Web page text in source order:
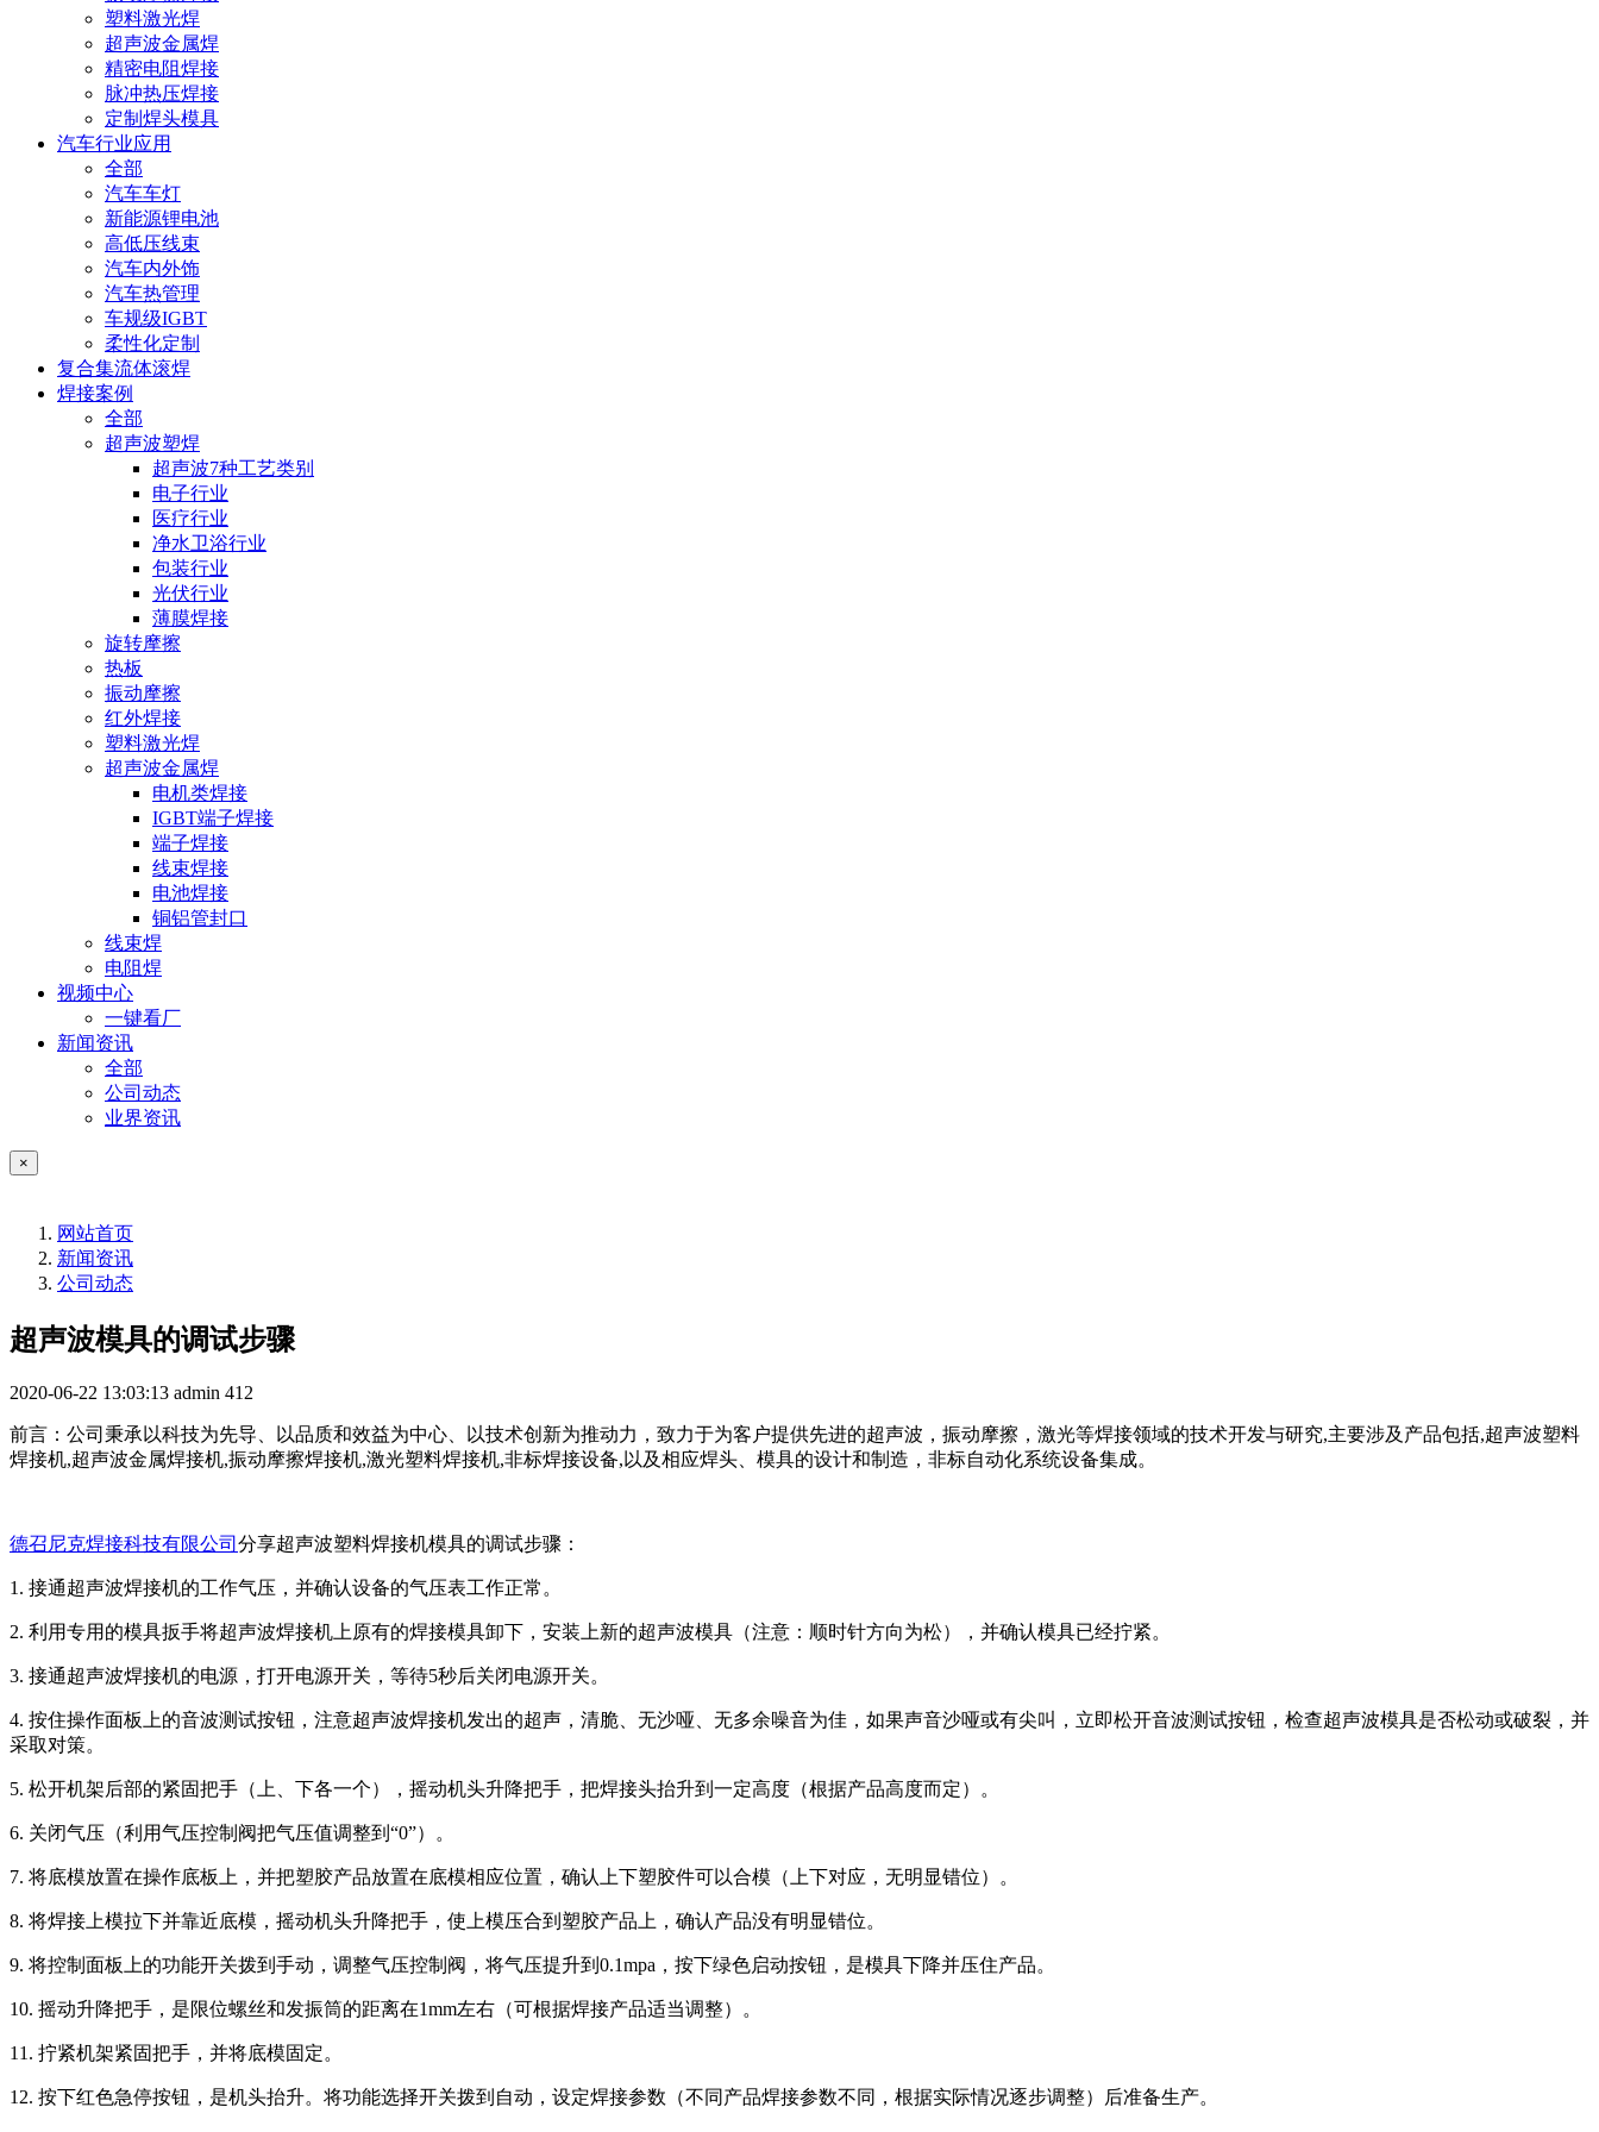
塑料激光焊
超声波金属焊
精密电阻焊接
脉冲热压焊接
定制焊头模具
汽车行业应用
全部
汽车车灯
新能源锂电池
高低压线束
汽车内外饰
汽车热管理
车规级IGBT
柔性化定制
复合集流体滚焊
焊接案例
全部
超声波塑焊
超声波7种工艺类别
电子行业
医疗行业
净水卫浴行业
包装行业
光伏行业
薄膜焊接
旋转摩擦
热板
振动摩擦
红外焊接
塑料激光焊
超声波金属焊
电机类焊接
IGBT端子焊接
端子焊接
线束焊接
电池焊接
铜铝管封口
线束焊
电阻焊
视频中心
一键看厂
新闻资讯
全部
公司动态
业界资讯
×
网站首页
新闻资讯
公司动态
超声波模具的调试步骤
2020-06-22 13:03:13 admin 412
前言：公司秉承以科技为先导、以品质和效益为中心、以技术创新为推动力，致力于为客户提供先进的超声波，振动摩擦，激光等焊接领域的技术开发与研究,主要涉及产品包括,超声波塑料
焊接机,超声波金属焊接机,振动摩擦焊接机,激光塑料焊接机,非标焊接设备,以及相应焊头、模具的设计和制造，非标自动化系统设备集成。
德召尼克焊接科技有限公司 分享超声波塑料焊接机模具的调试步骤：
1. 接通超声波焊接机的工作气压，并确认设备的气压表工作正常。
2. 利用专用的模具扳手将超声波焊接机上原有的焊接模具卸下，安装上新的超声波模具（注意：顺时针方向为松），并确认模具已经拧紧。
3. 接通超声波焊接机的电源，打开电源开关，等待5秒后关闭电源开关。
4. 按住操作面板上的音波测试按钮，注意超声波焊接机发出的超声，清脆、无沙哑、无多余噪音为佳，如果声音沙哑或有尖叫，立即松开音波测试按钮，检查超声波模具是否松动或破裂，并
采取对策。
5. 松开机架后部的紧固把手（上、下各一个），摇动机头升降把手，把焊接头抬升到一定高度（根据产品高度而定）。
6. 关闭气压（利用气压控制阀把气压值调整到“0”）。
7. 将底模放置在操作底板上，并把塑胶产品放置在底模相应位置，确认上下塑胶件可以合模（上下对应，无明显错位）。
8. 将焊接上模拉下并靠近底模，摇动机头升降把手，使上模压合到塑胶产品上，确认产品没有明显错位。
9. 将控制面板上的功能开关拨到手动，调整气压控制阀，将气压提升到0.1mpa，按下绿色启动按钮，是模具下降并压住产品。
10. 摇动升降把手，是限位螺丝和发振筒的距离在1mm左右（可根据焊接产品适当调整）。
11. 拧紧机架紧固把手，并将底模固定。
12. 按下红色急停按钮，是机头抬升。将功能选择开关拨到自动，设定焊接参数（不同产品焊接参数不同，根据实际情况逐步调整）后准备生产。